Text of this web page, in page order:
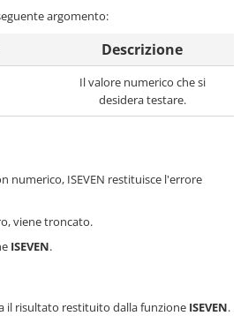
argomento:
Descrizione
Il valore numerico che si
desidera testare.
numerico, ISEVEN restituisce l'errore
viene troncato.
ISEVEN.
il risultato restituito dalla funzione ISEVEN.